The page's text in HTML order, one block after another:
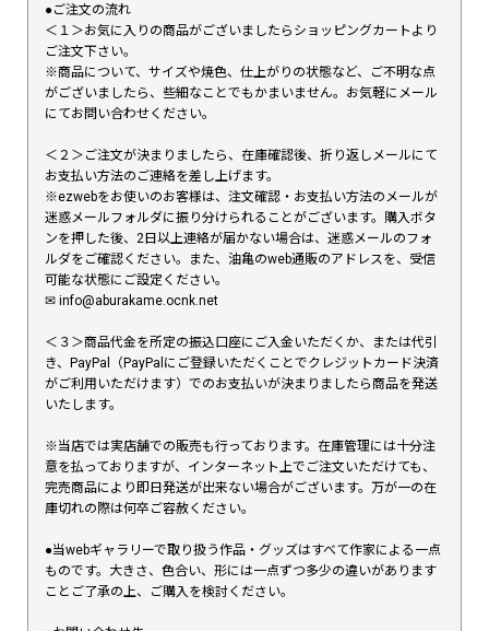
●ご注文の流れ
＜１＞お気に入りの商品がございましたらショッピングカートより
ご注文下さい。
※商品について、サイズや焼色、仕上がりの状態など、ご不明な点
がございましたら、些細なことでもかまいません。お気軽にメール
にてお問い合わせください。
＜２＞ご注文が決まりましたら、在庫確認後、折り返しメールにて
お支払い方法のご連絡を差し上げます。
※ezwebをお使いのお客様は、注文確認・お支払い方法のメールが
迷惑メールフォルダに振り分けられることがございます。購入ボタ
ンを押した後、2日以上連絡が届かない場合は、迷惑メールのフォ
ルダをご確認ください。また、油亀のweb通販のアドレスを、受信
可能な状態にご設定ください。
✉︎ info@aburakame.ocnk.net
＜３＞商品代金を所定の振込口座にご入金いただくか、または代引
き、PayPal（PayPalにご登録いただくことでクレジットカード決済
がご利用いただけます）でのお支払いが決まりましたら商品を発送
いたします。
※当店では実店舗での販売も行っております。在庫管理には十分注
意を払っておりますが、インターネット上でご注文いただけても、
完売商品により即日発送が出来ない場合がございます。万が一の在
庫切れの際は何卒ご容赦ください。
●当webギャラリーで取り扱う作品・グッズはすべて作家による一点
ものです。大きさ、色合い、形には一点ずつ多少の違いがあります
ことご了承の上、ご購入を検討ください。